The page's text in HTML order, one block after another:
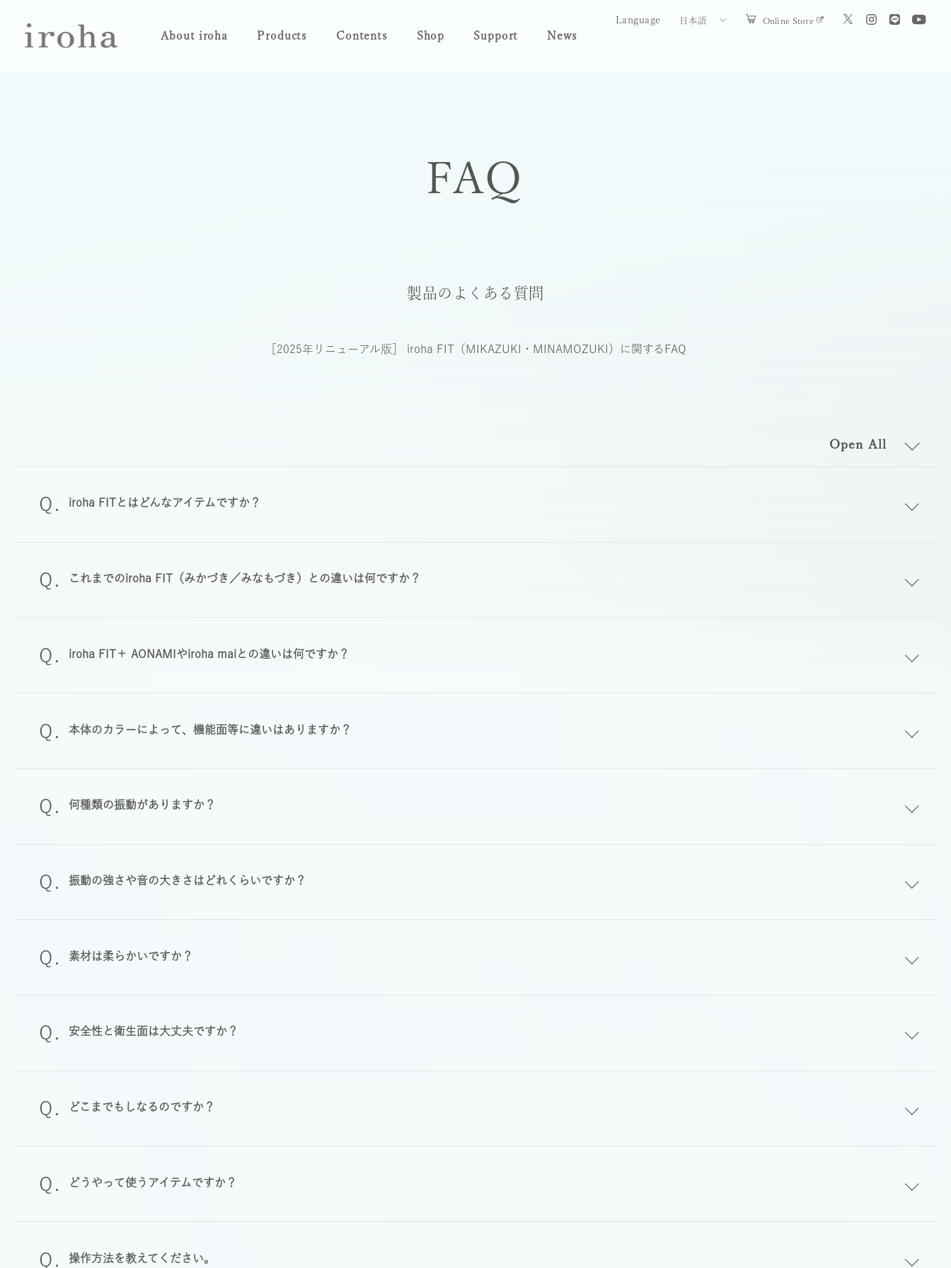
Language 日本語
About iroha Products Contents Shop Support News
Online Store
FAQ
製品のよくある質問
［2025年リニューアル版］ iroha FIT（MIKAZUKI・MINAMOZUKI） に関するFAQ
Open All
iroha FITとはどんなアイテムですか？
これまでのiroha FIT（みかづき／みなもづき）との違いは何ですか？
iroha FIT＋ AONAMIやiroha maiとの違いは何ですか？
本体のカラーによって、機能面等に違いはありますか？
何種類の振動がありますか？
振動の強さや音の大きさはどれくらいですか？
素材は柔らかいですか？
安全性と衛生面は大丈夫ですか？
どこまでもしなるのですか？
どうやって使うアイテムですか？
操作方法を教えてください。